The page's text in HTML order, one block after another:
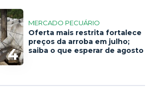
4
MERCADO PECUÁRIO
Oferta mais restrita fortalece
preços da arroba em julho;
saiba o que esperar de agosto